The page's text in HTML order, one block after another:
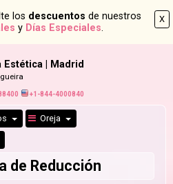
X
los descuentos de nuestros
y Días Especiales.
Estética | Madrid
+1-844-4000840
Oreja
de Reducción